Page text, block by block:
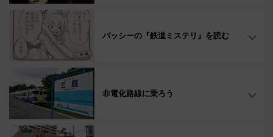
バッシーの『鉄道ミステリ』を読む
非電化路線に乗ろう